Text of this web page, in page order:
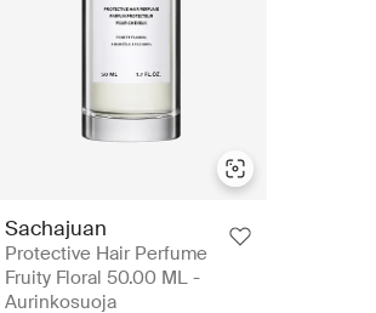
Sachajuan
Protective Hair Perfume
Fruity Floral 50.00 ML -
Aurinkosuoja